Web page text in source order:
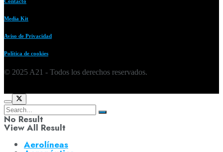
Media Kit
Aviso de Privacidad
Política de cookies
© 2025 A21 - Todos los derechos reservados.
No Result
View All Result
Aerolíneas